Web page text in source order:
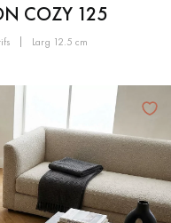
PARQUET CONTRECOLLÉ -
PARQUETS À MOTIFS
TRADITIONNELS
PARQUET VERNIS
PARQUET EN BOIS BRUT
COZY 125
larg 12.5 cm